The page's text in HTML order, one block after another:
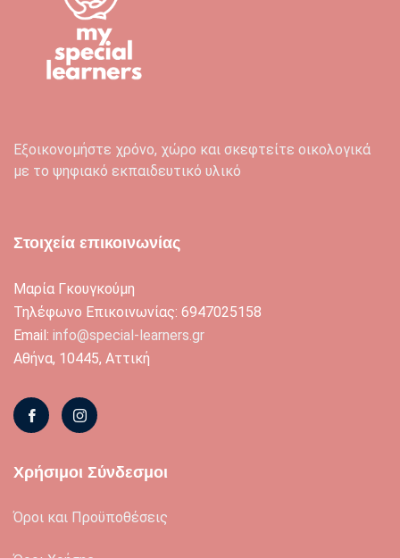
Εξοικονομήστε χρόνο, χώρο και σκεφτείτε οικολογικά
με το ψηφιακό εκπαιδευτικό υλικό
Στοιχεία επικοινωνίας
Μαρία Γκουγκούμη
Τηλέφωνο Επικοινωνίας: 6947025158
Email: info@special-learners.gr
Αθήνα, 10445, Αττική
Χρήσιμοι Σύνδεσμοι
Όροι και Προϋποθέσεις